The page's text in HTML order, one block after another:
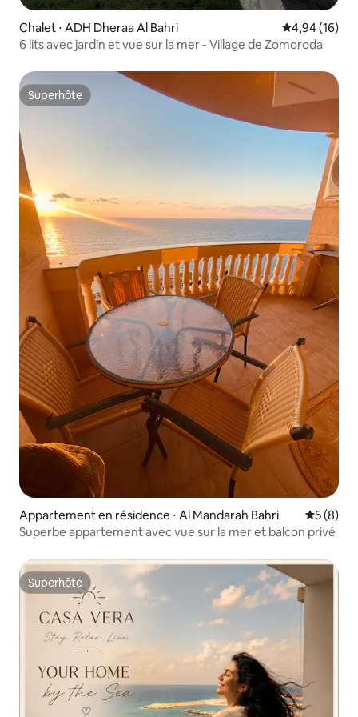
Chalet ⋅ ADH Dheraa Al Bahri Évaluation
4,94 (16)
6 lits avec jardin et vue sur la mer - Village de Zomoroda
Superhôte
Superhôte
Appartement en résidence ⋅ Al Mandarah Bahri
5 (8)
Superbe appartement avec vue sur la mer et balcon privé
Superhôte
Superhôte